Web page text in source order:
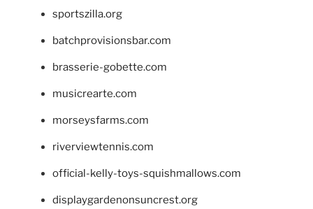
sportszilla.org
batchprovisionsbar.com
brasserie-gobette.com
musicrearte.com
morseysfarms.com
riverviewtennis.com
official-kelly-toys-squishmallows.com
displaygardenonsuncrest.org